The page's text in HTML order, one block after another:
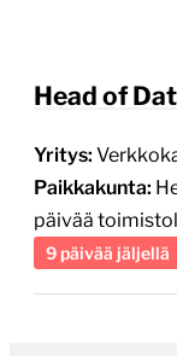
Head of
Yritys:
Paikkakunta:
päivää
9 päivää jäljellä